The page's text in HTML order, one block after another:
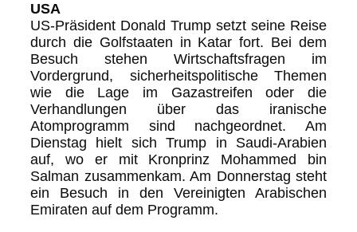
USA
US-Präsident Donald Trump setzt seine Reise
durch die Golfstaaten in Katar fort. Bei dem
Besuch stehen Wirtschaftsfragen im
Vordergrund, sicherheitspolitische Themen
wie die Lage im Gazastreifen oder die
Verhandlungen über das iranische
Atomprogramm sind nachgeordnet. Am
Dienstag hielt sich Trump in Saudi-Arabien
auf, wo er mit Kronprinz Mohammed bin
Salman zusammenkam. Am Donnerstag steht
ein Besuch in den Vereinigten Arabischen
Emiraten auf dem Programm.